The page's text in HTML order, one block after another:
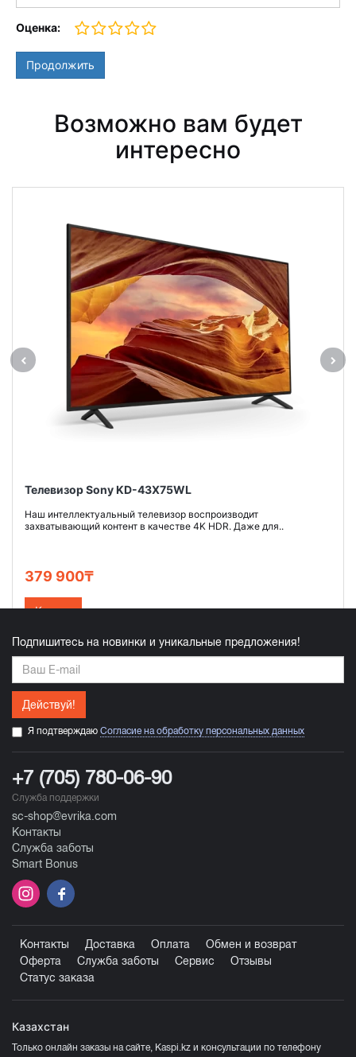
Оценка:
Продолжить
Возможно вам будет
интересно
Телевизор Sony KD-43X75WL
Наш интеллектуальный телевизор воспроизводит
захватывающий контент в качестве 4K HDR. Даже для..
379 900₸
Купить
Подпишитесь на новинки и уникальные предложения!
Действуй!
Я подтверждаю Согласие на обработку персональных данных
+7 (705) 780-06-90
Служба поддержки
sc-shop@evrika.com
Контакты
Служба заботы
Smart Bonus
Контакты Доставка Оплата
Обмен и возврат
Оферта
Служба заботы Сервис
Отзывы
Статус заказа
Казахстан
Только онлайн заказы на сайте, Kaspi.kz и консультации по телефону